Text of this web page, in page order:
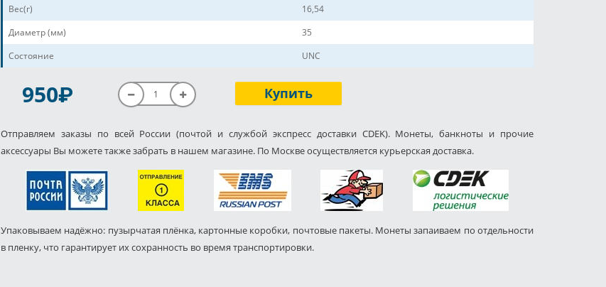
Вес(г)
16,54
Диаметр (мм)
35
Состояние
UNC
950P Купить
Отправляем заказы по всей России (почтой и службой экспресс доставки CDEK). Монеты, банкноты и прочие
аксессуары Вы можете также забрать в нашем магазине. По Москве осуществляется курьерская доставка.
Упаковываем надёжно: пузырчатая плёнка, картонные коробки, почтовые пакеты. Монеты запаиваем по отдельности
в пленку, что гарантирует их сохранность во время транспортировки.